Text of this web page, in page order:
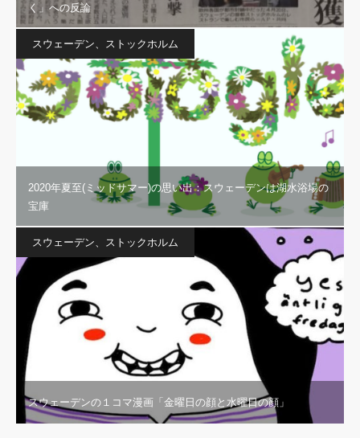
く」への反論
スウェーデン、ストックホルム
2020年夏至(ミッドサマー)の思い出：スウェーデンは湖水浴場の
宝庫
スウェーデン、ストックホルム
スウェーデンの１コマ漫画「金曜日の顔と水曜日の顔」